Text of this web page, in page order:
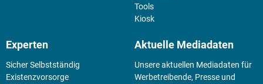
Tools
Kiosk
Experten
Sicher Selbstständig
Existenz­vorsorge
Aktuelle Mediadaten
Unsere aktuellen Mediadaten für
Werbetreibende, Presse und